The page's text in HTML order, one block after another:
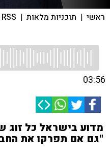
ראשי | תוכניות מלאות |
RSS
03:56
מדוע בישראל כל זוג
"גם אם תפרקו את